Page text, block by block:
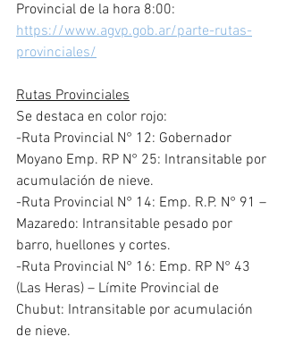
Provincial de la hora 8:00:
https://www.agvp.gob.ar/parte-rutas-
provinciales/
Rutas Provinciales
Se destaca en color rojo:
-Ruta Provincial N° 12: Gobernador
Moyano Emp. RP N° 25: Intransitable por
acumulación de nieve.
-Ruta Provincial N° 14: Emp. R.P. N° 91 –
Mazaredo: Intransitable pesado por
barro, huellones y cortes.
-Ruta Provincial N° 16: Emp. RP N° 43
(Las Heras) – Límite Provincial de
Chubut: Intransitable por acumulación
de nieve.